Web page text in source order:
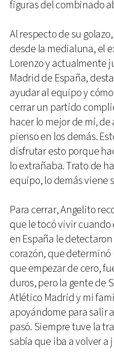
figuras del combinado
Al respecto de su
desde la medialuna, el
Lorenzo y actualmente
Madrid de España,
ayudar al equipo y
cerrar un partido
hacer lo mejor de mí,
pienso en los demás.
disfrutar esto porque
lo extrañaba. Trato de
equipo, lo demás viene
Para cerrar, Angelito
que le tocó vivir
en España le
corazón, que
que empezar de cero,
duros, pero la gente de
Atlético Madrid y mi
apoyándome para salir
pasó. Siempre tuve la
sabía que iba a volver a